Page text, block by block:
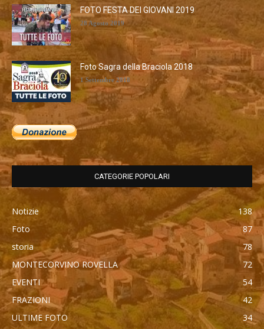
FOTO FESTA DEI GIOVANI 2019
28 Agosto 2019
Foto Sagra della Braciola 2018
1 Settembre 2018
CATEGORIE POPOLARI
Notizie
138
Foto
87
storia
78
MONTECORVINO ROVELLA
72
EVENTI
54
FRAZIONI
42
ULTIME FOTO
34